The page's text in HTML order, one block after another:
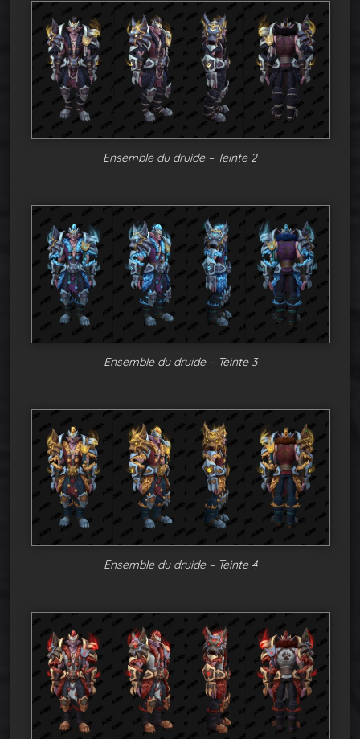
Ensemble du druide – Teinte 2
Ensemble du druide – Teinte 3
Ensemble du druide – Teinte 4